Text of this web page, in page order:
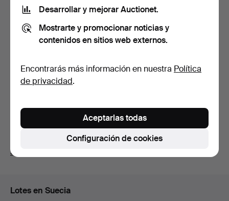
8 días
Estimación
Suscribir búsqueda
También puedes buscar ennuestro archivo de
subastas concluidas
Lotes en Suecia
Desarrollar y mejorar Auctionet.
Mostrarte y promocionar noticias y
contenidos en sitios web externos.
Encontrarás más información en nuestra Política
de privacidad.
Configuración de cookies
Aceptarlas todas